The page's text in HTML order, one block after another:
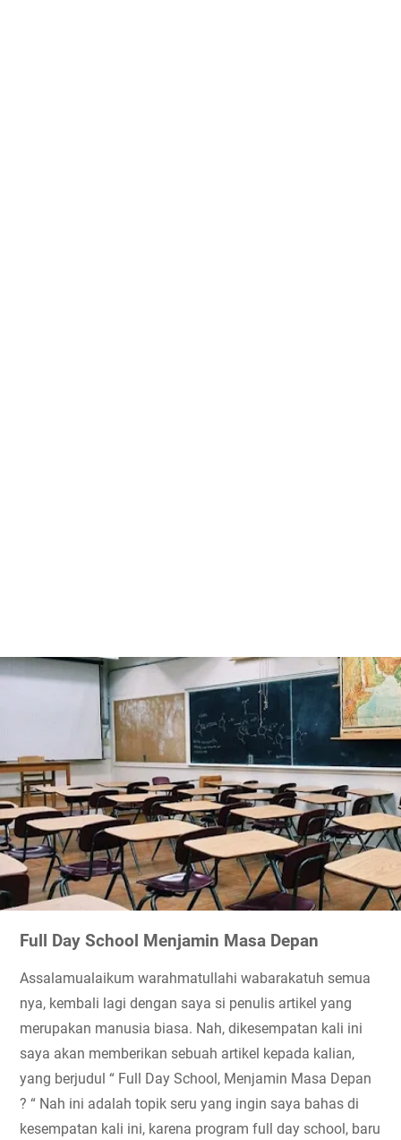
Full Day School Menjamin Masa Depan
Assalamualaikum warahmatullahi wabarakatuh semua
nya, kembali lagi dengan saya si penulis artikel yang
merupakan manusia biasa. Nah, dikesempatan kali ini
saya akan memberikan sebuah artikel kepada kalian,
yang berjudul “ Full Day School, Menjamin Masa Depan
? “ Nah ini adalah topik seru yang ingin saya bahas di
kesempatan kali ini, karena program full day school, baru